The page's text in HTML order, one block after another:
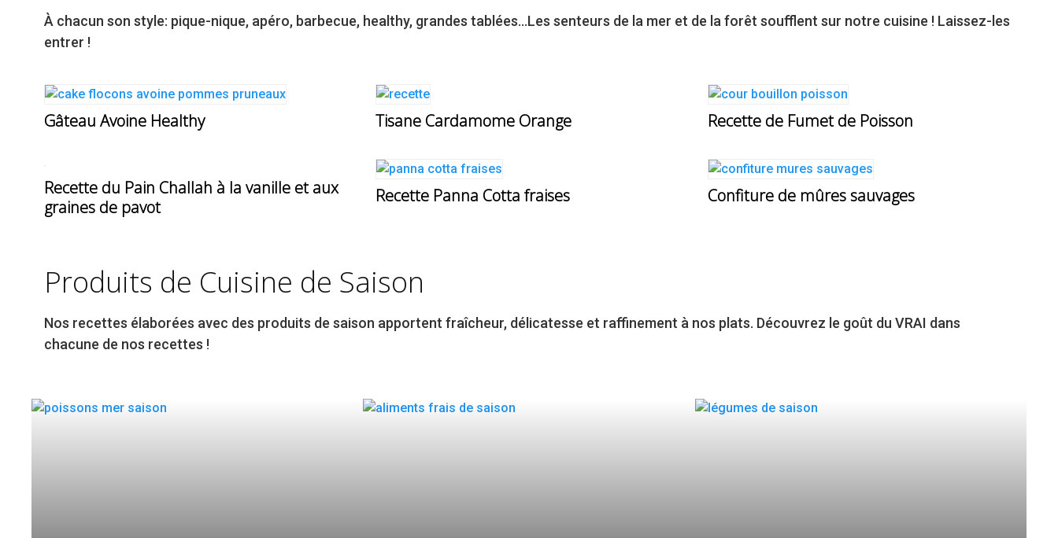
À chacun son style: pique-nique, apéro, barbecue, healthy, grandes tablées…Les senteurs de la mer et de la forêt soufflent sur notre cuisine ! Laissez-les
entrer !
Gâteau Avoine Healthy Tisane Cardamome Orange Recette de Fumet de Poisson
Recette du Pain Challah à la vanille et aux
graines de pavot
Recette Panna Cotta fraises Confiture de mûres sauvages
Produits de Cuisine de Saison
Nos recettes élaborées avec des produits de saison apportent fraîcheur, délicatesse et raffinement à nos plats. Découvrez le goût du VRAI dans
chacune de nos recettes !